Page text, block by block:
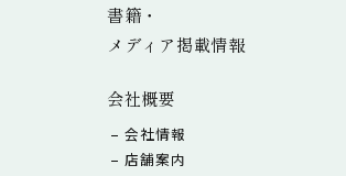
書籍・
メディア掲載情報
会社概要
会社情報
店舗案内